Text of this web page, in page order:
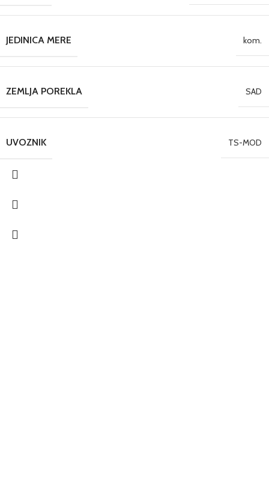
JEDINICA MERE kom.
ZEMLJA POREKLA SAD
UVOZNIK TS-MOD